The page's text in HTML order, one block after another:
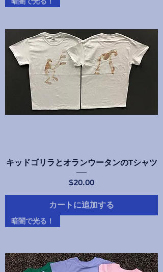
キッドゴリラとオランウータンのTシャツ
価格
$20.00
カートに追加する
暗闇で光る！